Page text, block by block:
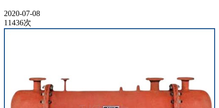
2020-07-08
11436次